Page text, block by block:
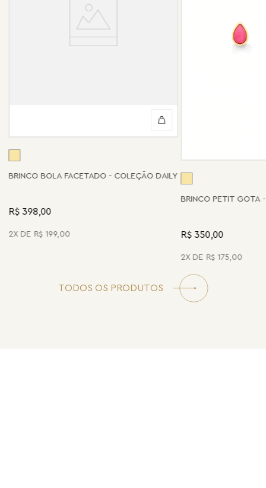
BRINCO BOLA FACETADO - COLEÇÃO DAILY
R$ 398,00
2 R$ 199,00
BRINCO PETIT GOTA
R$ 350,00
2 R$ 175,00
TODOS OS PRODUTOS